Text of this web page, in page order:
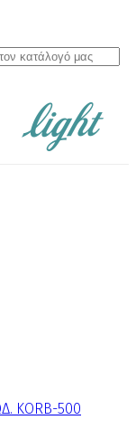
KORB-500